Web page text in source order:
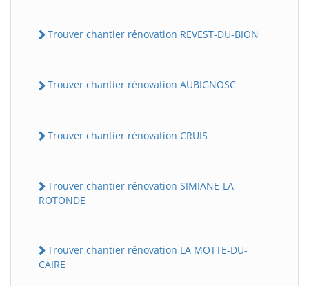
Trouver chantier rénovation REVEST-DU-BION
Trouver chantier rénovation AUBIGNOSC
Trouver chantier rénovation CRUIS
Trouver chantier rénovation SIMIANE-LA-
ROTONDE
Trouver chantier rénovation LA MOTTE-DU-
CAIRE